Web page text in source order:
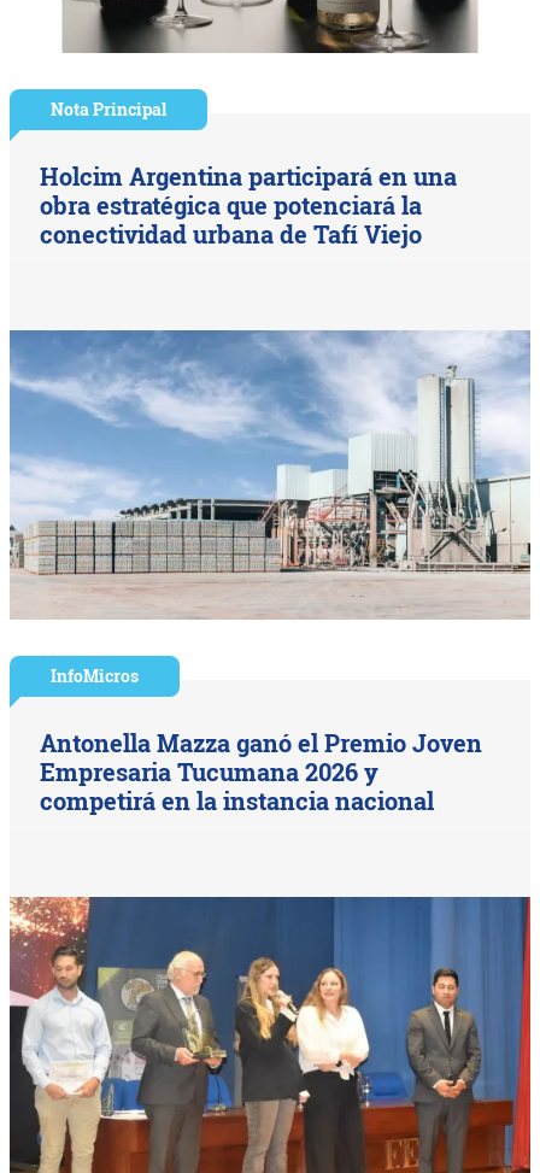
Nota Principal
Holcim Argentina participará en una
obra estratégica que potenciará la
conectividad urbana de Tafí Viejo
InfoMicros
Antonella Mazza ganó el Premio Joven
Empresaria Tucumana 2026 y
competirá en la instancia nacional